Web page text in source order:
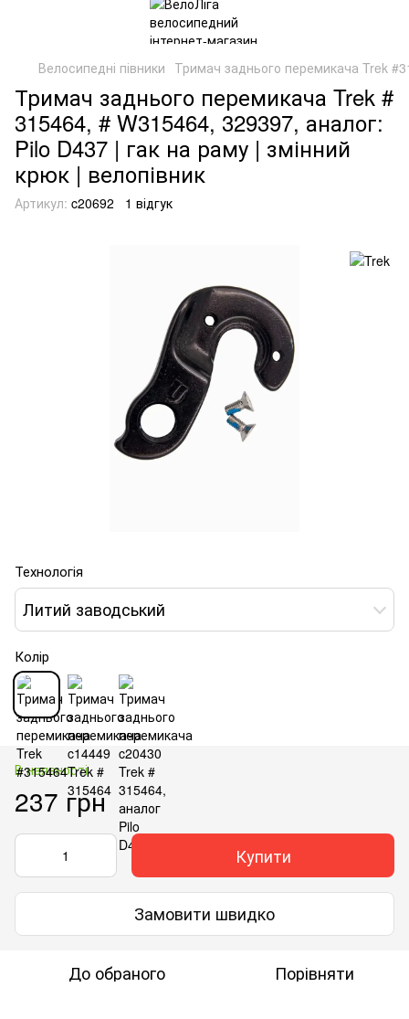
Велосипедні півники Тримач заднього перемикача Trek
Тримач заднього перемикача Trek #
315464, # W315464, 329397, аналог:
Pilo D437 | гак на раму | змінний
крюк | велопівник
Артикул: c20692 1 відгук
Технологія
Литий заводський
Колір
В наявності
237 грн
Купити
Замовити швидко
До обраного Порівняти